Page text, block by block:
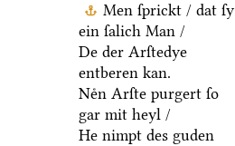
Men ſprickt / dat ſy
ein ſalich Man /
De der Arſtedye
entberen kan.
Neͤn Arſte purgert ſo
gar mit heyl /
He nimpt des guden